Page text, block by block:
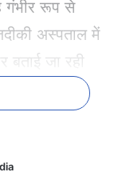
गंभीर रूप से
अस्पताल में
बताई जा रही
की तलाश